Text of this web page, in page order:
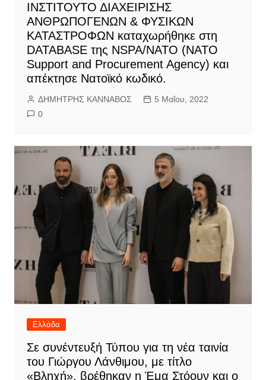
IΝΣΤΙΤΟΥΤΟ ΔΙΑΧΕΙΡΙΣΗΣ
ΑΝΘΡΩΠΟΓΕΝΩΝ & ΦΥΣΙΚΩΝ
ΚΑΤΑΣΤΡΟΦΩΝ καταχωρήθηκε στη
DATABASE της NSPA/ΝΑΤΟ (NATO
Support and Procurement Agency) και
απέκτησε Νατοϊκό κωδικό.
ΔΗΜΗΤΡΗΣ ΚΑΝΝΑΒΟΣ
5 Μαΐου, 2022
0
Ελλάδα
Σε συνέντευξή Τύπου για τη νέα ταινία
του Γιώργου Λάνθιμου, με τίτλο
«Βληχή», βρέθηκαν η Έμα Στόουν και ο